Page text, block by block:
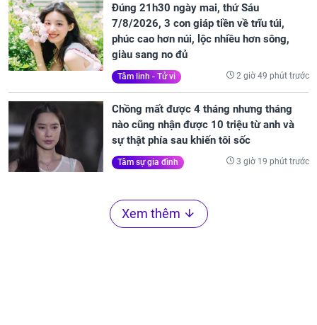
Đúng 21h30 ngày mai, thứ Sáu
7/8/2026, 3 con giáp tiền về trĩu túi,
phúc cao hơn núi, lộc nhiều hơn sông,
giàu sang no đủ
Tâm linh - Tử vi 2 giờ 49 phút trước
Chồng mất được 4 tháng nhưng tháng
nào cũng nhận được 10 triệu từ anh và
sự thật phía sau khiến tôi sốc
Tâm sự gia đình 3 giờ 19 phút trước
Xem thêm